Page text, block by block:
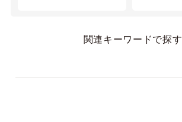
また買います！関連キーワードで探す